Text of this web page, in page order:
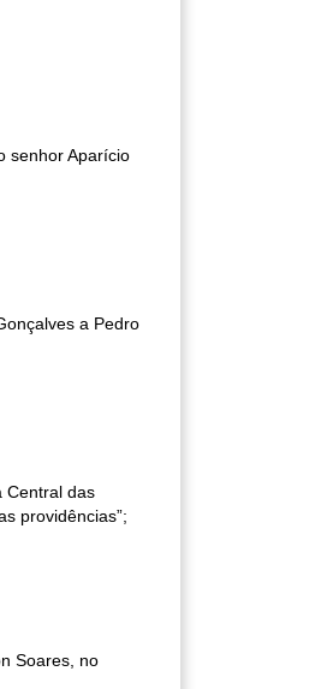
senhor Aparício
a Pedro
Central das
providências”;
Soares, no